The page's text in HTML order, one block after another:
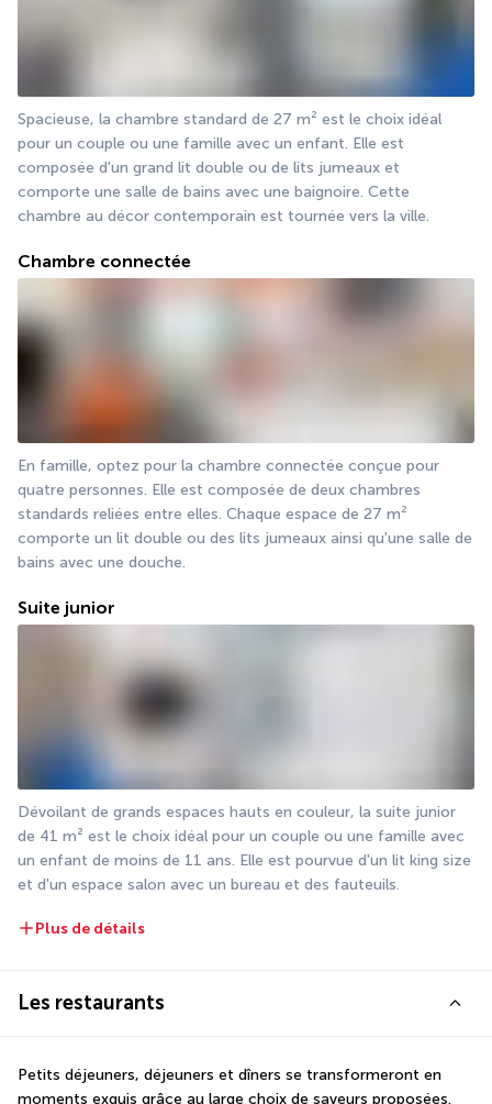
Spacieuse, la chambre standard de 27 m² est le choix idéal
pour un couple ou une famille avec un enfant. Elle est
composée d'un grand lit double ou de lits jumeaux et
comporte une salle de bains avec une baignoire. Cette
chambre au décor contemporain est tournée vers la ville.
Chambre connectée
En famille, optez pour la chambre connectée conçue pour
quatre personnes. Elle est composée de deux chambres
standards reliées entre elles. Chaque espace de 27 m²
comporte un lit double ou des lits jumeaux ainsi qu'une salle de
bains avec une douche.
Suite junior
Dévoilant de grands espaces hauts en couleur, la suite junior
de 41 m² est le choix idéal pour un couple ou une famille avec
un enfant de moins de 11 ans. Elle est pourvue d'un lit king size
et d'un espace salon avec un bureau et des fauteuils.
Plus de détails
Les restaurants
Petits déjeuners, déjeuners et dîners se transformeront en
moments exquis grâce au large choix de saveurs proposées.